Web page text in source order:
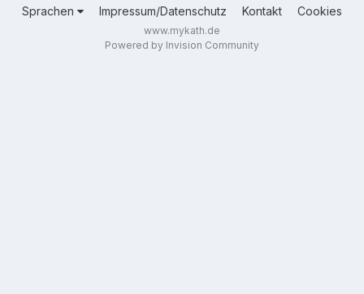
Sprachen Impressum/Datenschutz Kontakt Cookies
www.mykath.de
Powered by Invision Community